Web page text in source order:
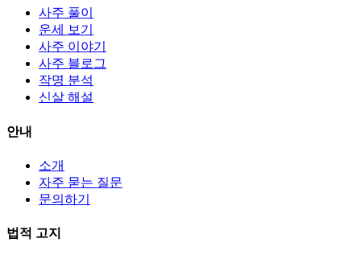
사주 풀이
운세 보기
사주 이야기
사주 블로그
작명 분석
신살 해설
안내
소개
자주 묻는 질문
문의하기
법적 고지